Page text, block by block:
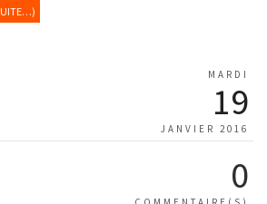
MARDI
19
JANVIER 2016
0